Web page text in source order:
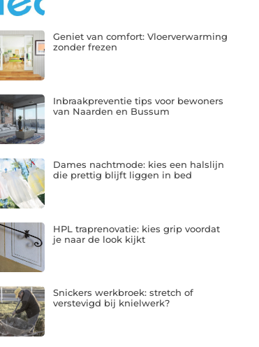
Geniet van comfort: Vloerverwarming
zonder frezen
Inbraakpreventie tips voor bewoners
van Naarden en Bussum
Dames nachtmode: kies een halslijn
die prettig blijft liggen in bed
HPL traprenovatie: kies grip voordat
je naar de look kijkt
Snickers werkbroek: stretch of
verstevigd bij knielwerk?